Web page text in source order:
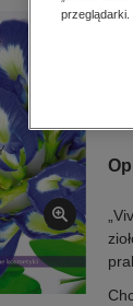
przeglądarki.